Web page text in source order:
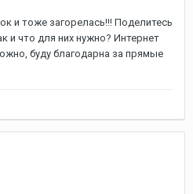
и тоже загорелась!!! Поделитесь
и что для них нужно? Интернет
буду благодарна за прямые